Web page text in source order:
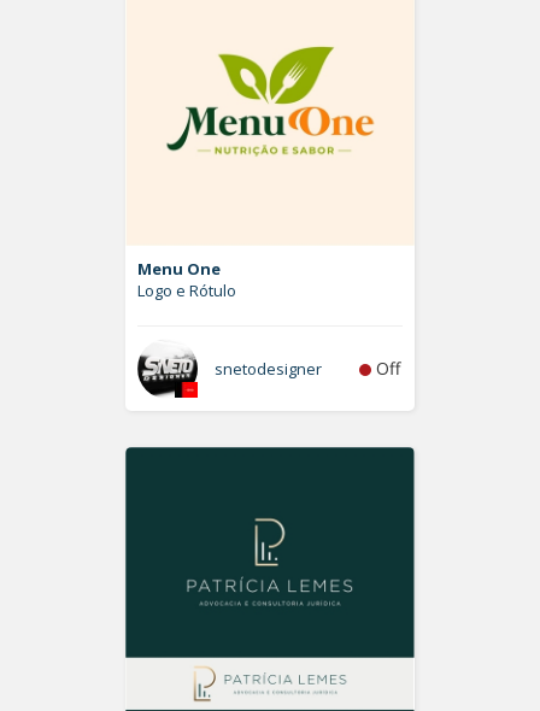
Menu One
Logo e Rótulo
snetodesigner Off